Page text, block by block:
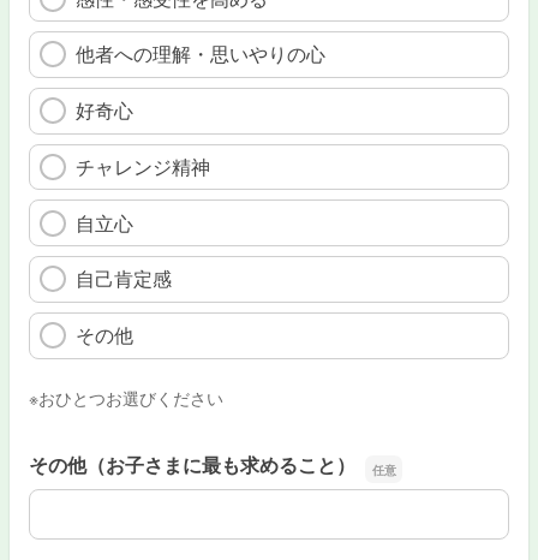
他者への理解・思いやりの心
好奇心
チャレンジ精神
自立心
自己肯定感
その他
※おひとつお選びください
その他（お子さまに最も求めること）
その他（お子さまに最も求めること）